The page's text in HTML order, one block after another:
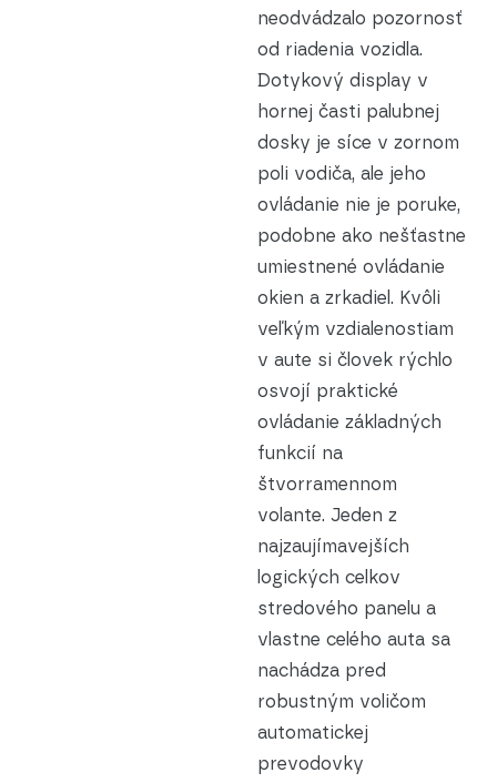
neodvádzalo pozornosť
od riadenia vozidla.
Dotykový display v
hornej časti palubnej
dosky je síce v zornom
poli vodiča, ale jeho
ovládanie nie je poruke,
podobne ako nešťastne
umiestnené ovládanie
okien a zrkadiel. Kvôli
veľkým vzdialenostiam
v aute si človek rýchlo
osvojí praktické
ovládanie základných
funkcií na
štvorramennom
volante. Jeden z
najzaujímavejších
logických celkov
stredového panelu a
vlastne celého auta sa
nachádza pred
robustným voličom
automatickej
prevodovky